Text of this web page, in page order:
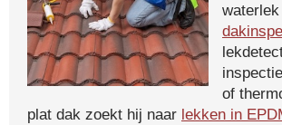
of
plat dak zoekt hij naar lekken in